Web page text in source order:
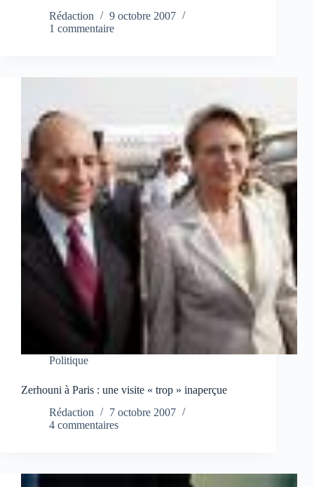
Rédaction
9 octobre 2007
1 commentaire
Politique
Zerhouni à Paris : une visite « trop » inaperçue
Rédaction
7 octobre 2007
4 commentaires